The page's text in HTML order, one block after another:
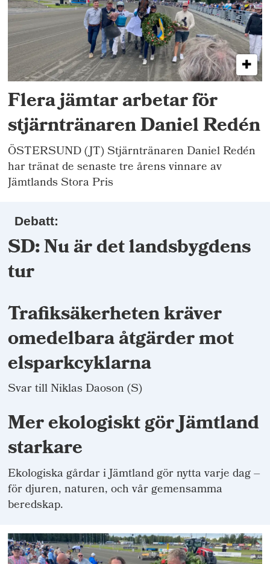
Flera jämtar arbetar för
stjärntränaren Daniel Redén
ÖSTERSUND (JT) Stjärntränaren Daniel Redén
har tränat de senaste tre årens vinnare av
Jämtlands Stora Pris
Debatt:
SD: Nu är det landsbygdens
tur
Trafiksäkerheten kräver
omedelbara åtgärder mot
elsparkcyklarna
Svar till Niklas Daoson (S)
Mer ekologiskt gör Jämtland
starkare
Ekologiska gårdar i Jämtland gör nytta varje dag –
för djuren, naturen, och vår gemensamma
beredskap.